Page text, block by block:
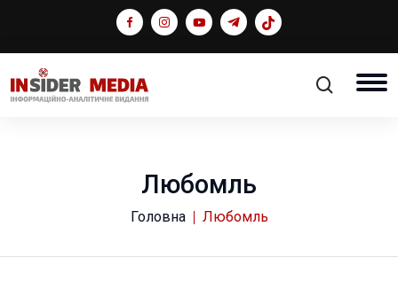
Любомль
Головна Любомль